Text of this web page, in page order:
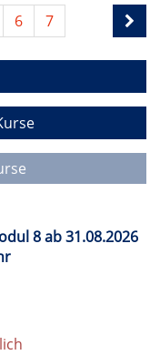
6 7
8 ab 31.08.2026